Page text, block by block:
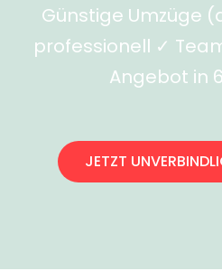
Günstige Umzüge
professionell ✓
Angebot in
JETZT